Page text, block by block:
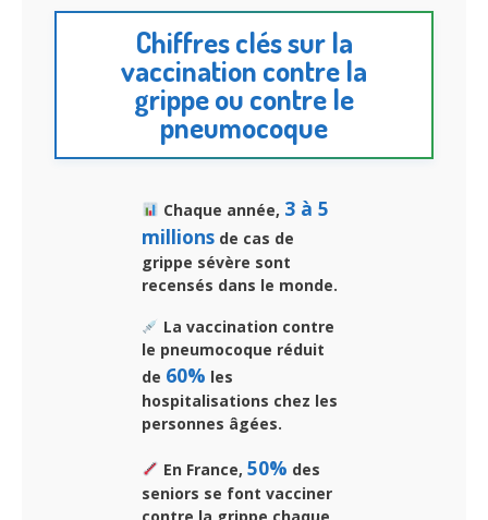
Chiffres clés sur la
vaccination contre la
grippe ou contre le
pneumocoque
Chaque année, 3 à 5
millions de cas de
grippe sévère sont
recensés dans le monde.
La vaccination contre
le pneumocoque réduit
de 60% les
hospitalisations chez les
personnes âgées.
En France, 50% des
seniors se font vacciner
contre la grippe chaque